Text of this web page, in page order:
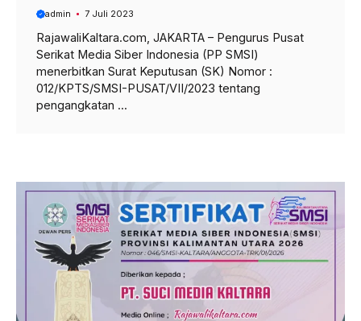
admin 7 Juli 2023
RajawaliKaltara.com, JAKARTA – Pengurus Pusat
Serikat Media Siber Indonesia (PP SMSI)
menerbitkan Surat Keputusan (SK) Nomor :
012/KPTS/SMSI-PUSAT/VII/2023 tentang
pengangkatan ...